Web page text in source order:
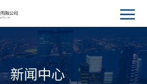
新闻中心